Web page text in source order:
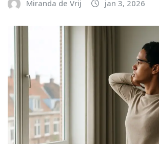
Miranda de Vrij jan 3, 2026